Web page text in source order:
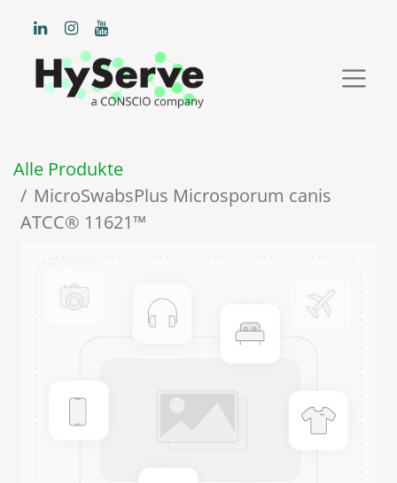
Alle Produkte
MicroSwabsPlus Microsporum canis
ATCC® 11621™